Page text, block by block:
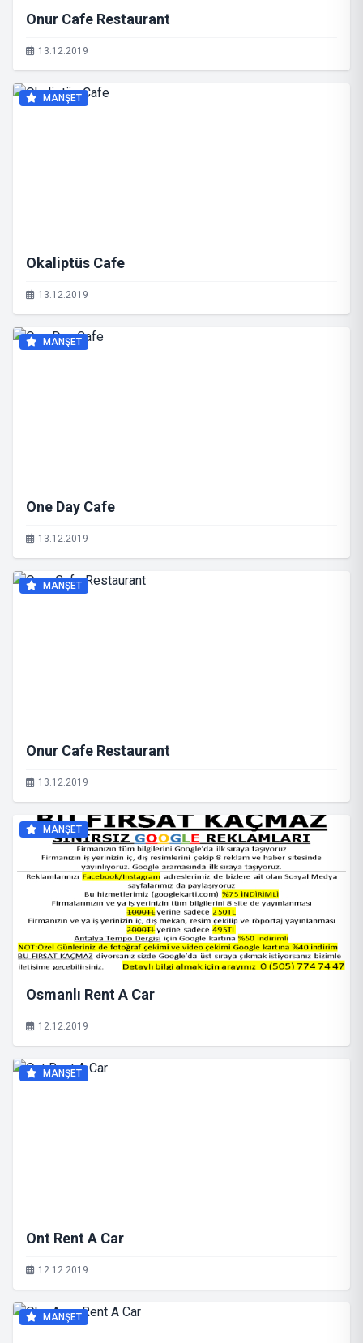
Onur Cafe Restaurant
13.12.2019
MANŞET
Okaliptüs Cafe
13.12.2019
MANŞET
One Day Cafe
13.12.2019
MANŞET
Onur Cafe Restaurant
13.12.2019
MANŞET
Osmanlı Rent A Car
12.12.2019
MANŞET
Ont Rent A Car
12.12.2019
MANŞET